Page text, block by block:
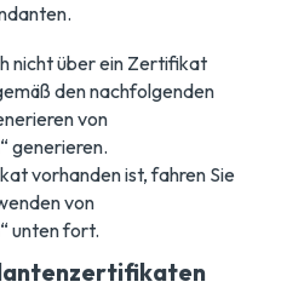
nicht über ein Zertifikat
den nachfolgenden
von
generieren.
vorhanden ist, fahren Sie
von
unten fort.